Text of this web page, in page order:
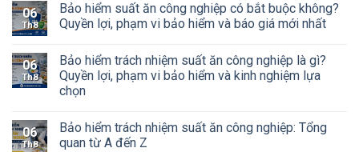
06
Th8
Bảo hiểm suất ăn công nghiệp có bắt buộc không?
Quyền lợi, phạm vi bảo hiểm và báo giá mới nhất
06
Th8
Bảo hiểm trách nhiệm suất ăn công nghiệp là gì?
Quyền lợi, phạm vi bảo hiểm và kinh nghiệm lựa
chọn
06
Th8
Bảo hiểm trách nhiệm suất ăn công nghiệp: Tổng
quan từ A đến Z